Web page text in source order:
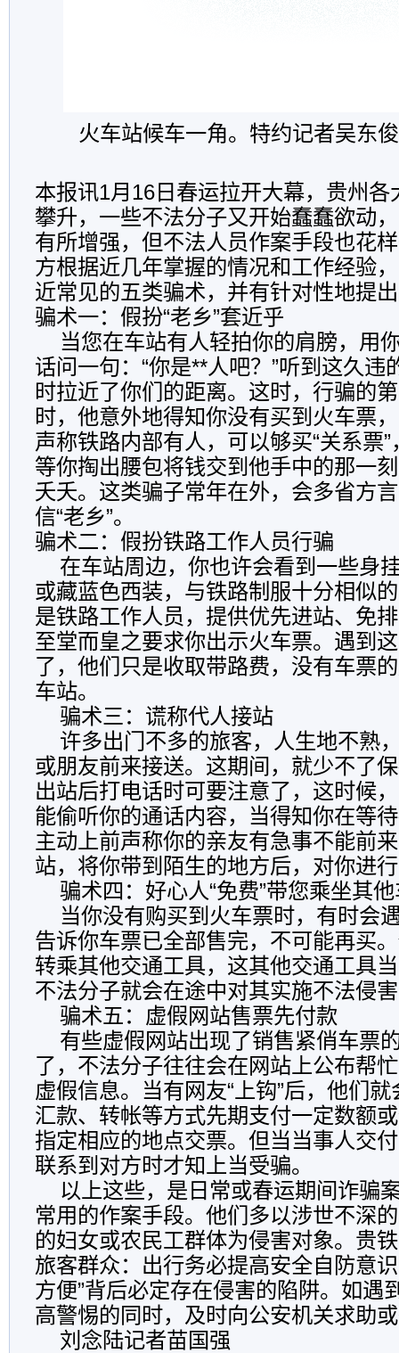
火车站候车一角。特约记者吴东
本报讯1月16日春运拉开大幕，贵州各
攀升，一些不法分子又开始蠢蠢欲动
有所增强，但不法人员作案手段也花
方根据近几年掌握的情况和工作经验
近常见的五类骗术，并有针对性地提
骗术一：假扮“老乡”套近乎
当您在车站有人轻拍你的肩膀，用
话问一句：“你是**人吧？”听到这久违
时拉近了你们的距离。这时，行骗的
时，他意外地得知你没有买到火车票
声称铁路内部有人，可以够买“关系票
等你掏出腰包将钱交到他手中的那一
夭夭。这类骗子常年在外，会多省方
信“老乡”。
骗术二：假扮铁路工作人员行骗
在车站周边，你也许会看到一些身
或藏蓝色西装，与铁路制服十分相似
是铁路工作人员，提供优先进站、免
至堂而皇之要求你出示火车票。遇到
了，他们只是收取带路费，没有车票
车站。
骗术三：谎称代人接站
许多出门不多的旅客，人生地不熟
或朋友前来接送。这期间，就少不了
出站后打电话时可要注意了，这时候
能偷听你的通话内容，当得知你在等
主动上前声称你的亲友有急事不能前
站，将你带到陌生的地方后，对你进
骗术四：好心人“免费”带您乘坐其他
当你没有购买到火车票时，有时会
告诉你车票已全部售完，不可能再买
转乘其他交通工具，这其他交通工具
不法分子就会在途中对其实施不法侵
骗术五：虚假网站售票先付款
有些虚假网站出现了销售紧俏车票
了，不法分子往往会在网站上公布帮
虚假信息。当有网友“上钩”后，他们
汇款、转帐等方式先期支付一定数额
指定相应的地点交票。但当当事人交
联系到对方时才知上当受骗。
以上这些，是日常或春运期间诈骗
常用的作案手段。他们多以涉世不深
的妇女或农民工群体为侵害对象。贵
旅客群众：出行务必提高安全自防意
方便”背后必定存在侵害的陷阱。如遇
高警惕的同时，及时向公安机关求助
刘念陆记者苗国强